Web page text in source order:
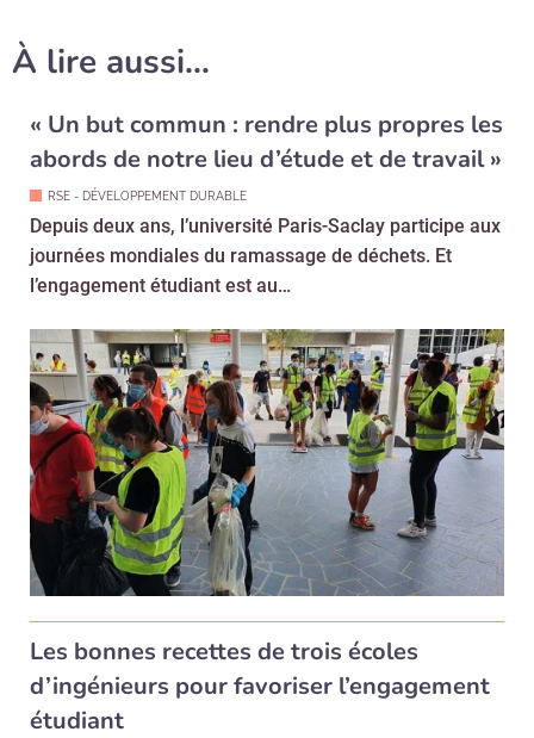
À lire aussi…
« Un but commun : rendre plus propres les
abords de notre lieu d’étude et de travail »
RSE - DÉVELOPPEMENT DURABLE
Depuis deux ans, l’université Paris-Saclay participe aux
journées mondiales du ramassage de déchets. Et
l’engagement étudiant est au…
Les bonnes recettes de trois écoles
d’ingénieurs pour favoriser l’engagement
étudiant